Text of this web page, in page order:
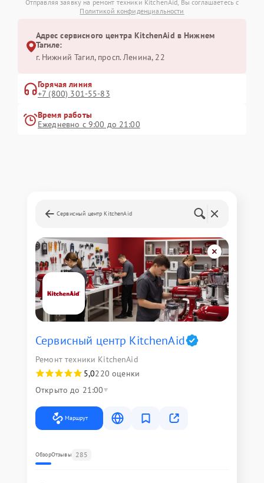
Отправляя заявку на ремонт техники KitchenAid, Вы соглашаетесь с
Политикой конфиденциальности
Адрес сервисного центра KitchenAid в Нижнем
Тагиле:
г. Нижний Тагил, просп. Ленина, 22
Горячая линия
+7 (800) 301-55-83
Время работы
Ежедневно с 9:00 до 21:00
Сервисный центр KitchenAid
Сервисный центр KitchenAid
Ремонт техники KitchenAid
5,0220 оценки
Открыто до 21:00
Маршрут
ОбзорОтзывы 285